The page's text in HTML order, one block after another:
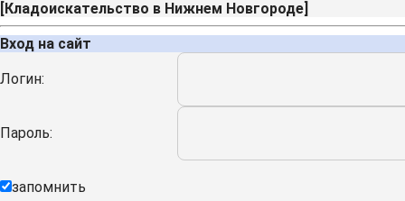
[Кладоискательство в Нижнем Новгороде]
Вход на сайт
Логин:
Пароль:
запомнить